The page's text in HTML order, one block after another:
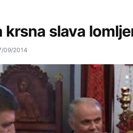
krsna slava
09/2014